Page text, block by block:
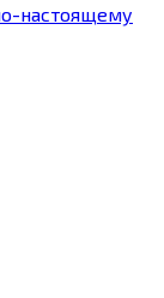
настоящему